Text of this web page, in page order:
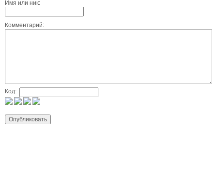
Имя или ник:
Комментарий:
Код: